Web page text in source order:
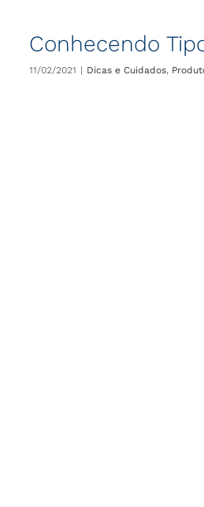
Conhecendo
11/02/2021 | Dicas e Cuidados,